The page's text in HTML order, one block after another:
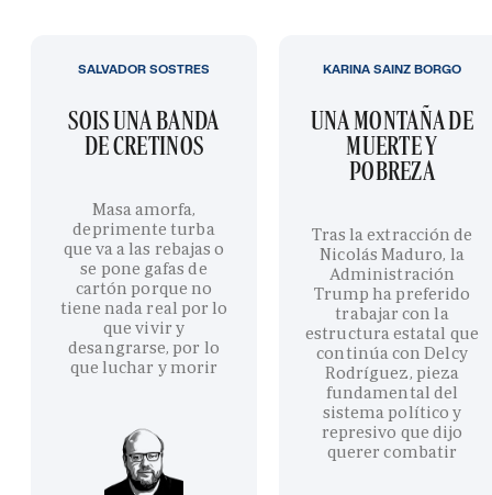
SOIS UNA BANDA
DE CRETINOS
Masa amorfa,
deprimente turba
que va a las rebajas o
se pone gafas de
cartón porque no
tiene nada real por lo
que vivir y
desangrarse, por lo
que luchar y morir
SALVADOR SOSTRES
UNA MONTAÑA DE
MUERTE Y
POBREZA
Tras la extracción de
Nicolás Maduro, la
Administración
Trump ha preferido
trabajar con la
estructura estatal que
continúa con Delcy
Rodríguez, pieza
fundamental del
sistema político y
represivo que dijo
querer combatir
KARINA SAINZ BORGO